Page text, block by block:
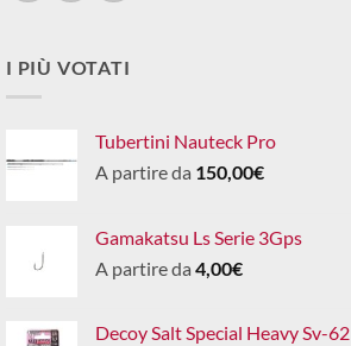
I PIÙ VOTATI
Tubertini Nauteck Pro
A partire da 150,00€
Gamakatsu Ls Serie 3Gps
A partire da 4,00€
Decoy Salt Special Heavy Sv-62